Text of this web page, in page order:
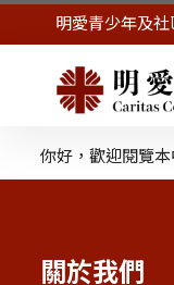
明愛青少年及
你好，歡迎閱覽
關於我們